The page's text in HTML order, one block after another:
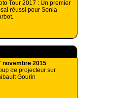
Tour 2017 : Un premier
réussi pour Sonia
novembre 2015
de projecteur sur
Gourin